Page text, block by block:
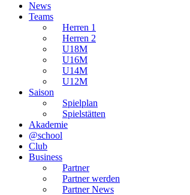
News
Teams
Herren 1
Herren 2
U18M
U16M
U14M
U12M
Saison
Spielplan
Spielstätten
Akademie
@school
Club
Business
Partner
Partner werden
Partner News